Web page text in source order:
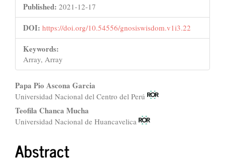
Published: 2021-12-17
DOI: https://doi.org/10.54556/gnosiswisdom.v1i3.22
Keywords:
Array, Array
Main
Article
Content
Papa Pio Ascona Garcia
Universidad Nacional del Centro del Perú
Teofila Chanca Mucha
Universidad Nacional de Huancavelica
Abstract